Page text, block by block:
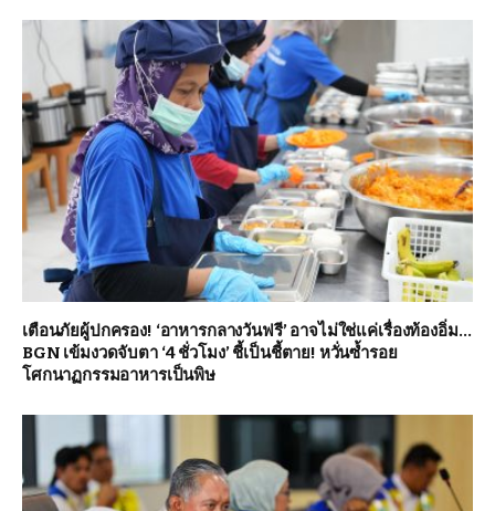
เตือนภัยผู้ปกครอง! ‘อาหารกลางวันฟรี’ อาจไม่ใช่แค่เรื่องท้องอิ่ม…
BGN เข้มงวดจับตา ‘4 ชั่วโมง’ ชี้เป็นชี้ตาย! หวั่นซ้ำรอย
โศกนาฏกรรมอาหารเป็นพิษ